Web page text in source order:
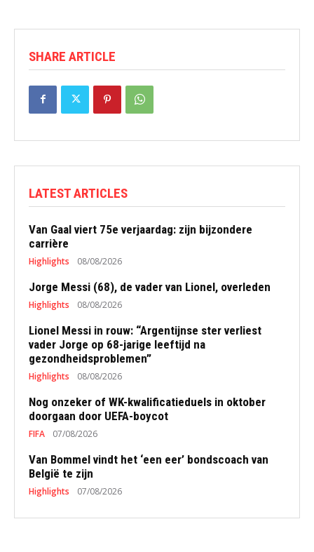
SHARE ARTICLE
LATEST ARTICLES
Van Gaal viert 75e verjaardag: zijn bijzondere
carrière
Highlights 08/08/2026
Jorge Messi (68), de vader van Lionel, overleden
Highlights 08/08/2026
Lionel Messi in rouw: “Argentijnse ster verliest
vader Jorge op 68-jarige leeftijd na
gezondheidsproblemen”
Highlights 08/08/2026
Nog onzeker of WK-kwalificatieduels in oktober
doorgaan door UEFA-boycot
FIFA 07/08/2026
Van Bommel vindt het ‘een eer’ bondscoach van
België te zijn
Highlights 07/08/2026